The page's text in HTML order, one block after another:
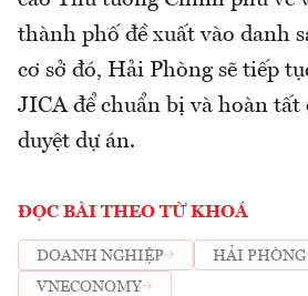
thành phố đề xuất vào danh
cơ sở đó, Hải Phòng sẽ tiếp
JICA để chuẩn bị và hoàn tất
duyệt dự án.
ĐỌC BÀI THEO TỪ KHOÁ
DOANH NGHIỆP HẢI PHÒNG
VNECONOMY